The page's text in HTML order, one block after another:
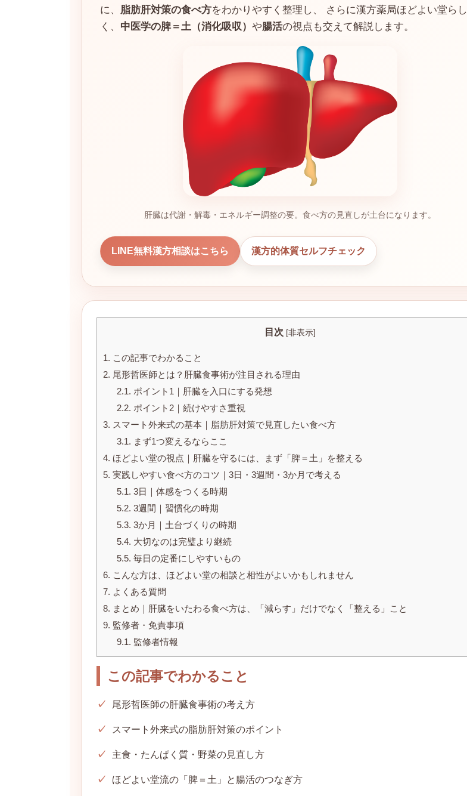
に、
脂肪肝対策の食べ方をわかりやすく整理し、 さらに漢方薬局ほどよい堂らし
く、 中医学の脾＝土（消化吸収） や腸活の視点も交えて解説します。
肝臓は代謝・解毒・エネルギー調整の要。食べ方の見直しが土台になります。
LINE無料漢方相談はこちら 漢方的体質セルフチェック
目次 [非表示]
1. この記事でわかること
2. 尾形哲医師とは？肝臓食事術が注目される理由
2.1. ポイント1｜肝臓を入口にする発想
2.2. ポイント2｜続けやすさ重視
3. スマート外来式の基本｜脂肪肝対策で見直したい食べ方
3.1. まず1つ変えるならここ
4. ほどよい堂の視点｜肝臓を守るには、まず「脾＝土」を整える
5. 実践しやすい食べ方のコツ｜3日・3週間・3か月で考える
5.1. 3日｜体感をつくる時期
5.2. 3週間｜習慣化の時期
5.3. 3か月｜土台づくりの時期
5.4. 大切なのは完璧より継続
5.5. 毎日の定番にしやすいもの
6. こんな方は、ほどよい堂の相談と相性がよいかもしれません
7. よくある質問
8. まとめ｜肝臓をいたわる食べ方は、「減らす」だけでなく「整える」こと
9. 監修者・免責事項
9.1. 監修者情報
この記事でわかること
尾形哲医師の肝臓食事術の考え方
スマート外来式の脂肪肝対策のポイント
主食・たんぱく質・野菜の見直し方
ほどよい堂流の「脾＝土」と腸活のつなぎ方